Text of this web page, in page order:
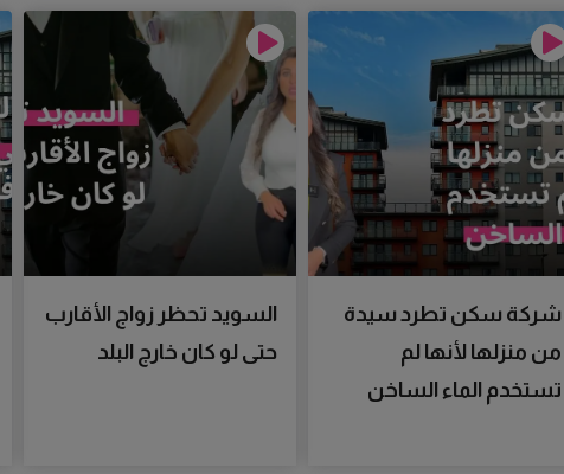
شركة سكن تطرد سيدة
من منزلها لأنها لم
تستخدم الماء الساخن
السويد تحظر زواج الأقارب
حتى لو كان خارج البلد